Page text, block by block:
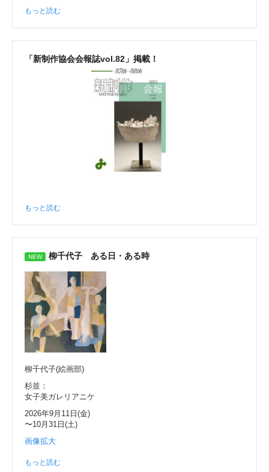
もっと読む
「新制作協会会報誌vol.82」掲載！
もっと読む
柳千代子 ある日・ある時
柳千代子(絵画部)
杉並：
女子美ガレリアニケ
2026年9月11日(金)
〜10月31日(土)
画像拡大
もっと読む